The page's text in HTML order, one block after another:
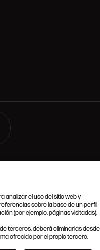
GENERALES
analizar el uso del sitio web y
sobre la base de un perfil
(por ejemplo, páginas visitadas).
terceros, deberá eliminarlas desde
ofrecido por el propio tercero.